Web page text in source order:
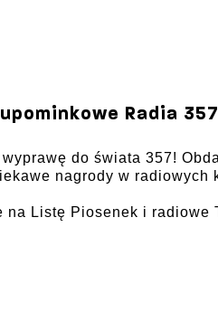
Radia 357
do świata 357!
nagrody w radiowych
Listę Piosenek i radiowe